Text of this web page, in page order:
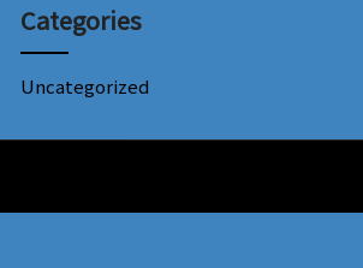
Categories
Uncategorized